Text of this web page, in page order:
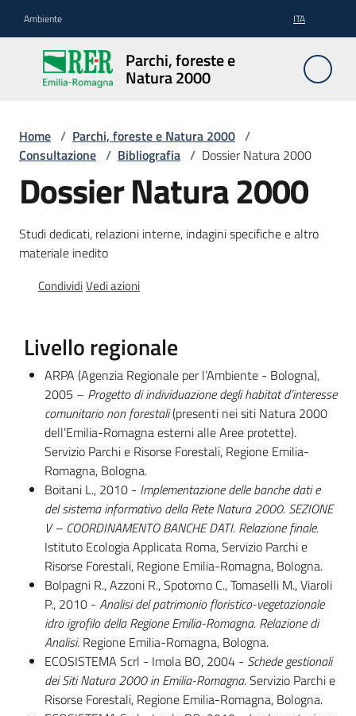
Ambiente ITA
Parchi, foreste e
Natura 2000
Parchi,
foreste
e
2000
Aree
Protette
Rete
Foreste
Biodiversità
Consultazione
Seguici
Home / Parchi, foreste e Natura 2000 /
Consultazione / Bibliografia / Dossier Natura 2000
Dossier Natura 2000
Studi dedicati, relazioni interne, indagini specifiche e altro
materiale inedito
CondividiVedi azioni
Livello regionale
ARPA (Agenzia Regionale per l’Ambiente - Bologna),
2005 – Progetto di individuazione degli habitat d’interesse
comunitario non forestali(presenti nei siti Natura 2000
dell’Emilia-Romagna esterni alle Aree protette).
Servizio Parchi e Risorse Forestali, Regione Emilia-
Romagna, Bologna.
Boitani L., 2010 - Implementazione delle banche dati e
del sistema informativo della Rete Natura 2000. SEZIONE
V – COORDINAMENTO BANCHE DATI. Relazione finale.
Istituto Ecologia Applicata Roma, Servizio Parchi e
Risorse Forestali, Regione Emilia-Romagna, Bologna.
Bolpagni R., Azzoni R., Spotorno C., Tomaselli M., Viaroli
P., 2010 - Analisi del patrimonio floristico-vegetazionale
idro igrofilo della Regione Emilia-Romagna. Relazione di
Analisi. Regione Emilia-Romagna, Bologna.
ECOSISTEMA Scrl - Imola BO, 2004 - Schede gestionali
dei Siti Natura 2000 in Emilia-Romagna. Servizio Parchi e
Risorse Forestali, Regione Emilia-Romagna, Bologna.